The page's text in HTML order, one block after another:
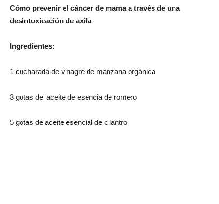
Cómo prevenir el cáncer de mama a través de una
desintoxicación de axila
Ingredientes:
1 cucharada de vinagre de manzana orgánica
3 gotas del aceite de esencia de romero
5 gotas de aceite esencial de cilantro